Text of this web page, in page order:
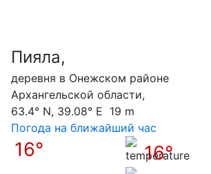
Пияла,
деревня в Онежском районе
Архангельской области,
63.4° N, 39.08° E 19 m
Погода на ближайший час
16°
16°